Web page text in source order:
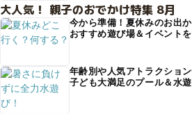
大人気！ 親子のおでかけ特集 8月
今から準備！夏休みのお出
おすすめ遊び場＆イベントを
年齢別や人気アトラクショ
子ども大満足のプール＆水